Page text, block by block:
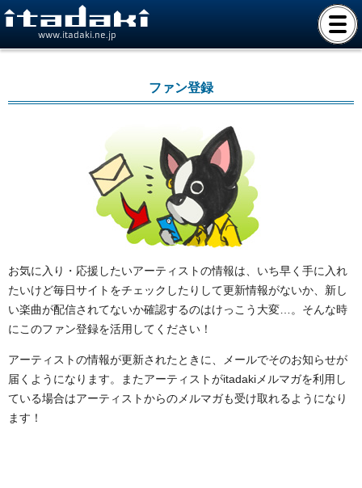
www.itadaki.ne.jp
ファン登録
お気に入り・応援したいアーティストの情報は、いち早く手に入れ
たいけど毎日サイトをチェックしたりして更新情報がないか、新し
い楽曲が配信されてないか確認するのはけっこう大変…。そんな時
にこのファン登録を活用してください！
アーティストの情報が更新されたときに、メールでそのお知らせが
届くようになります。またアーティストがitadakiメルマガを利用し
ている場合はアーティストからのメルマガも受け取れるようになり
ます！